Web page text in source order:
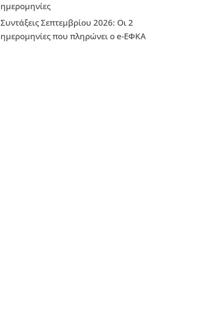
ημερομηνίες
Συντάξεις Σεπτεμβρίου 2026: Οι 2
ημερομηνίες που πληρώνει ο e-ΕΦΚΑ